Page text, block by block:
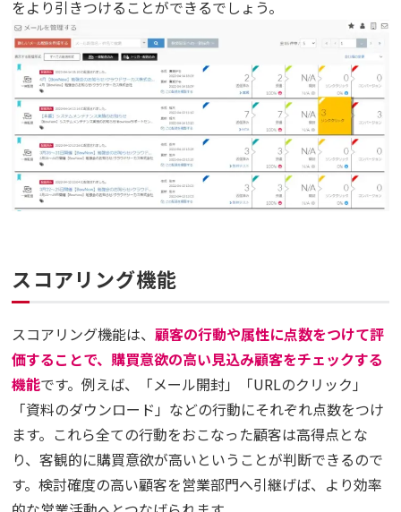
をより引きつけることができるでしょう。
スコアリング機能
スコアリング機能は、顧客の行動や属性に点数をつけて評
価することで、購買意欲の高い見込み顧客をチェックする
機能です。例えば、「メール開封」「URLのクリック」
「資料のダウンロード」などの行動にそれぞれ点数をつけ
ます。これら全ての行動をおこなった顧客は高得点とな
り、客観的に購買意欲が高いということが判断できるので
す。検討確度の高い顧客を営業部門へ引継げば、より効率